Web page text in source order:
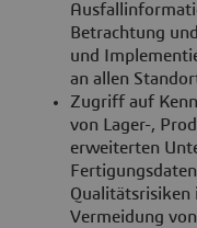
Betrachtung
und
an allen
Zugriff auf
von Lager-,
erweiterten
Qualitätsrisiken
Vermeidung